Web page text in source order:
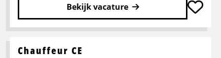
Bekijk vacature
Lees
over
Chauffeur CE